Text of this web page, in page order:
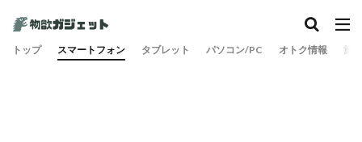
トップ スマートフォン タブレット パソコン/PC オトク情報 旅